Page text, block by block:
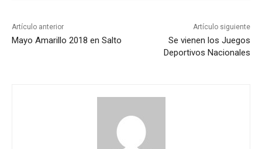
Artículo anterior
Mayo Amarillo 2018 en Salto
Artículo siguiente
Se vienen los Juegos
Deportivos Nacionales